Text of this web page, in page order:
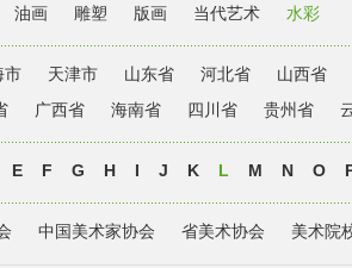
油画 雕塑 版画 当代艺术 水彩
市 天津市 山东省 河北省 山西省
广西省 海南省 四川省 贵州省
E F G H I J K L M N O
中国美术家协会 省美术协会 美术院